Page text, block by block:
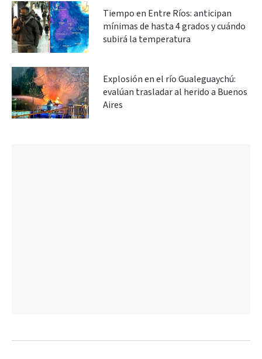
Tiempo en Entre Ríos: anticipan
mínimas de hasta 4 grados y cuándo
subirá la temperatura
Explosión en el río Gualeguaychú:
evalúan trasladar al herido a Buenos
Aires